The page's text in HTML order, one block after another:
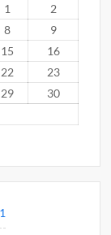
1
2
8
9
15
16
22
23
29
30